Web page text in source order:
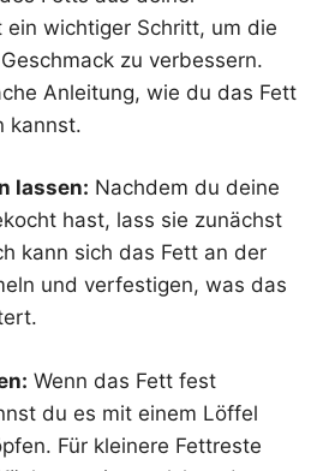
ein wichtiger Schritt, um die
zu verbessern.
Anleitung, wie du das Fett
kannst.
lassen: Nachdem du deine
hast, lass sie zunächst
kann sich das Fett an der
und verfestigen, was das
Wenn das Fett fest
du es mit einem Löffel
Für kleinere Fettreste